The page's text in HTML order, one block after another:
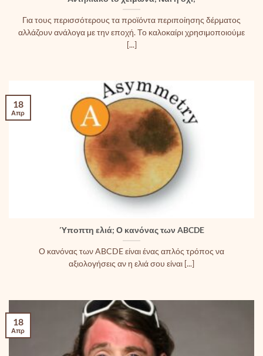
Για τους περισσότερους τα προϊόντα περιποίησης δέρματος
αλλάζουν ανάλογα με την εποχή. Το καλοκαίρι χρησιμοποιούμε
[...]
Ύποπτη ελιά; Ο κανόνας των ABCDE
Ο κανόνας των ABCDE είναι ένας απλός τρόπος να
αξιολογήσεις αν η ελιά σου είναι [...]
18
Απρ
18
Απρ